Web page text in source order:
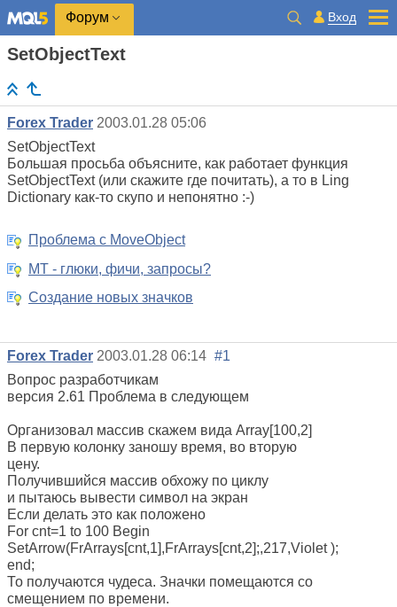
Форум Вход
SetObjectText
Forex Trader 2003.01.28 05:06
SetObjectText
Большая просьба объясните, как работает функция
SetObjectText (или скажите где почитать), а то в Ling
Dictionary как-то скупо и непонятно :-)
Проблема с MoveObject
MT - глюки, фичи, запросы?
Создание новых значков
Forex Trader 2003.01.28 06:14 #1
Вопрос разработчикам
версия 2.61 Проблема в следующем
Организовал массив скажем вида Array[100,2]
В первую колонку заношу время, во вторую
цену.
Получившийся массив обхожу по циклу
и пытаюсь вывести символ на экран
Если делать это как положено
For cnt=1 to 100 Begin
SetArrow(FrArrays[cnt,1],FrArrays[cnt,2];,217,Violet );
end;
То получаются чудеса. Значки помещаются со
смещением по времени.